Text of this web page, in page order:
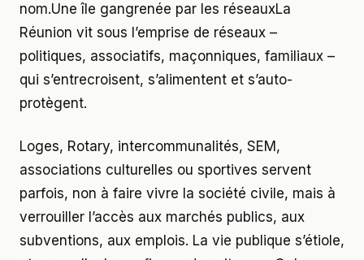
nom.Une île gangrenée par les réseauxLa
Réunion vit sous l’emprise de réseaux –
politiques, associatifs, maçonniques, familiaux –
qui s’entrecroisent, s’alimentent et s’auto-
protègent.
Loges, Rotary, intercommunalités, SEM,
associations culturelles ou sportives servent
parfois, non à faire vivre la société civile, mais à
verrouiller l’accès aux marchés publics, aux
subventions, aux emplois. La vie publique s’étiole,